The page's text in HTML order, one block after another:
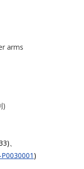
arms
)
、
)